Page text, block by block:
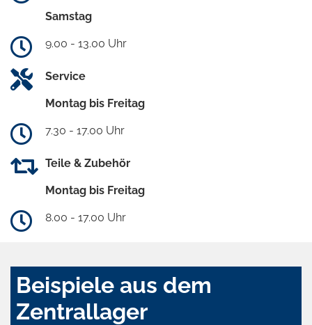
Samstag
9.00 - 13.00 Uhr
Service
Montag bis Freitag
7.30 - 17.00 Uhr
Teile & Zubehör
Montag bis Freitag
8.00 - 17.00 Uhr
Beispiele aus dem
Zentrallager